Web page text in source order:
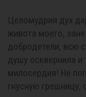
Целомудрия дух
живота моего,
добродетели, всю
душу осквернила и
милосердия! Не
гнусную грешницу,